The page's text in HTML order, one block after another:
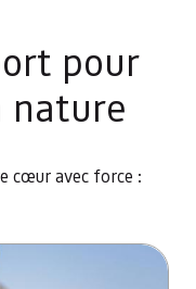
pour
nature
cœur avec force :